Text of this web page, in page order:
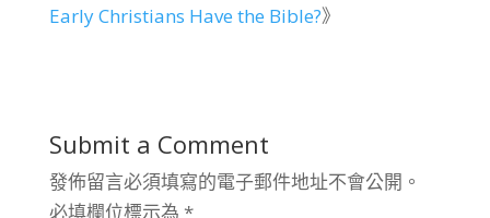
Early Christians Have the Bible?》
Submit a Comment
發佈留言必須填寫的電子郵件地址不會公開。
必填欄位標示為 *